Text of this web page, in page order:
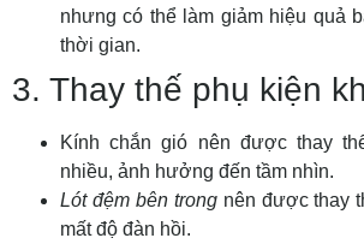
nhưng có thể làm giảm hiệu quả
thời gian.
3. Thay thế phụ kiện
Kính chắn gió nên được thay
nhiều, ảnh hưởng đến tầm nhìn.
Lót đệm bên trongnên được thay
mất độ đàn hồi.